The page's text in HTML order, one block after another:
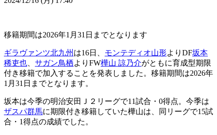
移籍期間は2026年1月31日までとなります
ギラヴァンツ北九州 は16日、 モンテディオ山形よりDF坂本
稀吏也
サガン鳥栖よりFW樺山 諒乃介がともに育成型期限
付き移籍で加入することを発表しました。移籍期間は2026年
1月31日までとなります。
坂本は今季の明治安田Ｊ２リーグで11試合・0得点。今季は
ザスパ群馬に期限付き移籍していた樺山は、同リーグで15試
合・1得点の成績でした。